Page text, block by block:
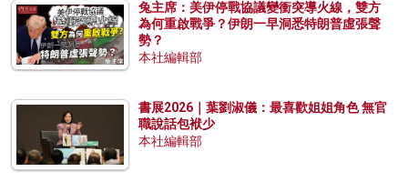
兔主席：美伊停戰協議變衝突導火線，雙方
為何重啟戰爭？伊朗一早洞悉特朗普虛張聲
勢？
本社編輯部
書展2026｜葉劉淑儀：最喜歡姐姐角色 無官
職說話包袱少
本社編輯部